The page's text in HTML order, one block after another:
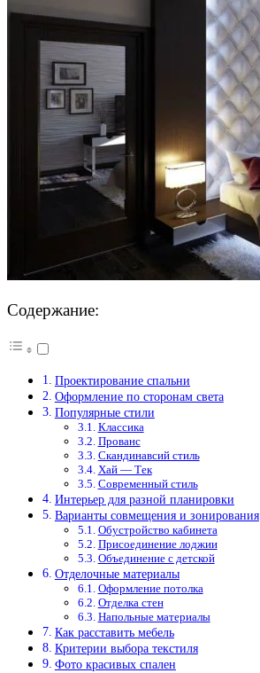
Содержание:
Проектирование спальни
Оформление по сторонам света
Популярные стили
Классика
Прованс
Скандинавсий стиль
Хай — Тек
Современный стиль
Интерьер для разной планировки
Варианты совмещения и зонирования
Обустройство кабинета
Присоединение лоджии
Объединение с детской
Отделочные материалы
Оформление потолка
Отделка стен
Напольные материалы
Как расставить мебель
Критерии выбора текстиля
Фото красивых спален